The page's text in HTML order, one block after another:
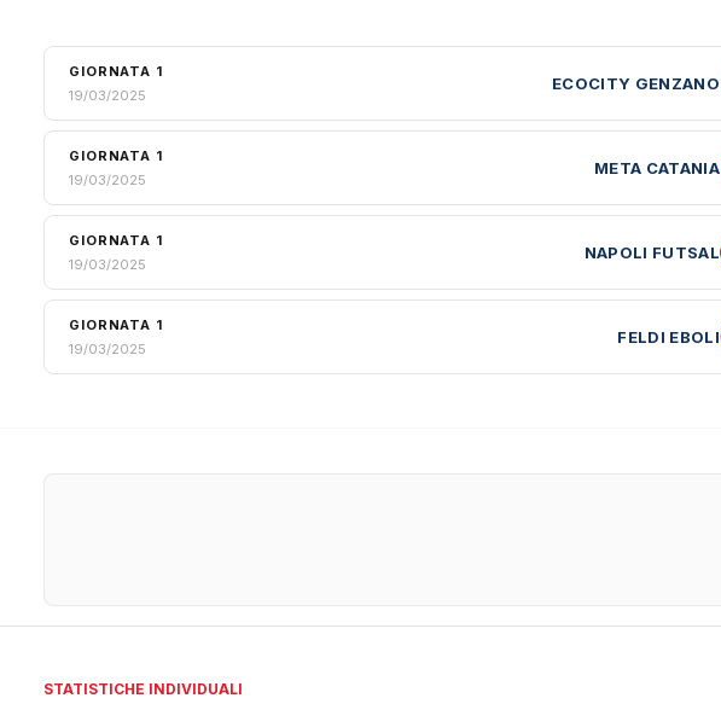
GIORNATA 1
19/03/2025
ECOCITY GENZANO
GIORNATA 1
19/03/2025
META CATANIA
GIORNATA 1
19/03/2025
NAPOLI FUTSAL
GIORNATA 1
19/03/2025
FELDI EBOLI
STATISTICHE INDIVIDUALI